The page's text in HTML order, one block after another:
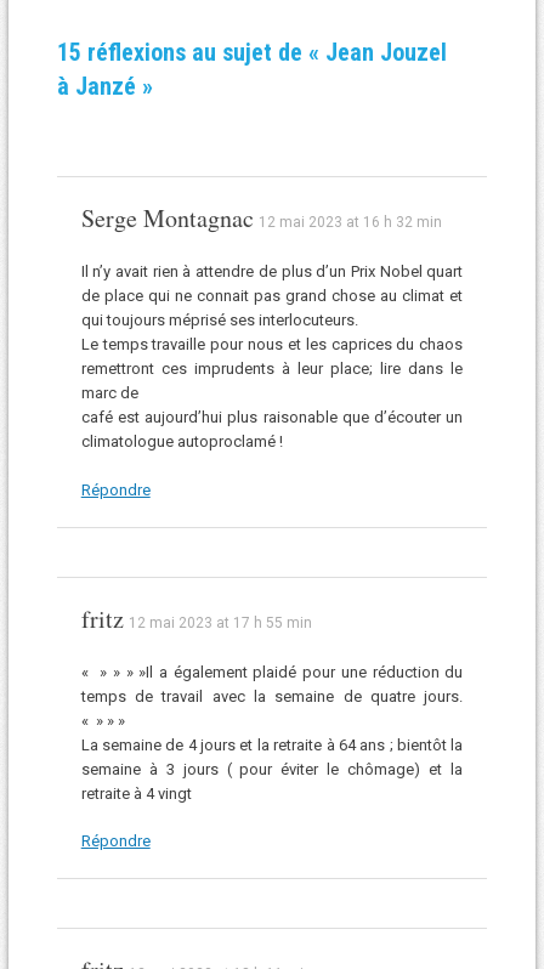
15 réflexions au sujet de « Jean Jouzel
à Janzé »
Serge Montagnac 12 mai 2023 at 16 h 32 min
Il n’y avait rien à attendre de plus d’un Prix Nobel quart
de place qui ne connait pas grand chose au climat et
qui toujours méprisé ses interlocuteurs.
Le temps travaille pour nous et les caprices du chaos
remettront ces imprudents à leur place; lire dans le
marc de
café est aujourd’hui plus raisonable que d’écouter un
climatologue autoproclamé !
Répondre
fritz 12 mai 2023 at 17 h 55 min
« » » » »Il a également plaidé pour une réduction du
temps de travail avec la semaine de quatre jours.
« » » »
La semaine de 4 jours et la retraite à 64 ans ; bientôt la
semaine à 3 jours ( pour éviter le chômage) et la
retraite à 4 vingt
Répondre